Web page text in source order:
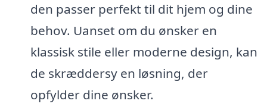
den passer perfekt til dit hjem og dine
behov. Uanset om du ønsker en
klassisk stile eller moderne design, kan
de skræddersy en løsning, der
opfylder dine ønsker.